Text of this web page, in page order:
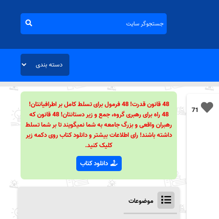
71
48 قانون قدرت! 48 فرمول برای تسلط کامل بر اطرافیانتان!
48 راه برای رهبری گروه، جمع و زیر دستانتان! 48 قانون که
رهبران واقعی و بزرگ جامعه به شما نمیگویند تا بر شما تسلط
داشته باشند! رای اطلاعات بیشتر و دانلود کتاب روی دکمه زیر
کلیک کنید.
دانلود کتاب
موضوعات